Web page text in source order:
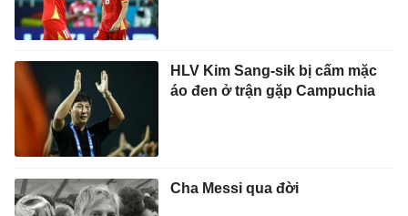
HLV Kim Sang-sik bị cấm mặc
áo đen ở trận gặp Campuchia
Cha Messi qua đời